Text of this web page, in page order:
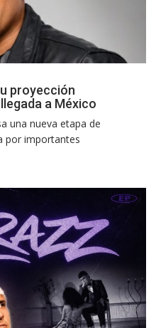
proyección
a México
una nueva etapa de
por importantes